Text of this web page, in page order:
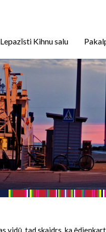
Lepazīsti Kihnu salu
vidū, tad skaidrs, ka